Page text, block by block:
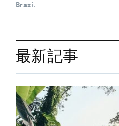
Brazil
最新記事